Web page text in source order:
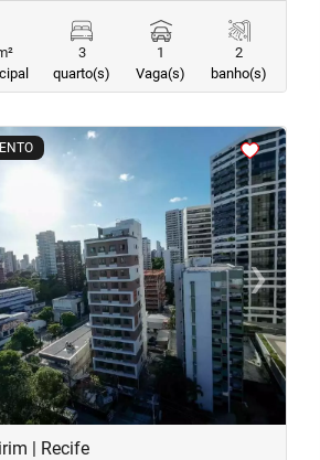
3
quarto(s)
1
Vaga(s)
2
banho(s)
›Next
| Recife